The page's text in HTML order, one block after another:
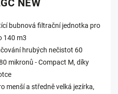
NEW
bubnová filtrační jednotka pro
140 m3
hrubých nečistot 60
mikronů - Compact M, díky
menší a středně velká jezírka,